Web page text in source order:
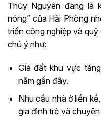
Thủy Nguyên đang là
nóng” của Hải Phòng
triển công nghiệp và
chú ý như:
Giá đất khu vực
năm gần đây.
Nhu cầu nhà ở liền
gia đình trẻ và